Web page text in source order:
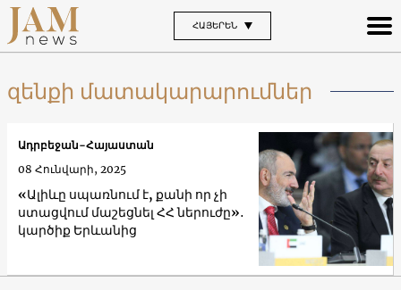
ՀԱՅԵՐԵՆ
զենքի մատակարարումներ
«Ալիևը սպառնում է, քանի որ չի
ստացվում մաշեցնել ՀՀ ներուժը»․
կարծիք Երևանից
Ադրբեջան-Հայաստան
08 Հունվարի, 2025